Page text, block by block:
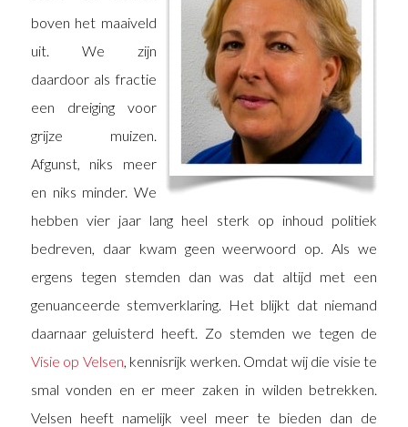
boven het maaiveld
uit. We zijn
daardoor als fractie
een dreiging voor
grijze muizen.
Afgunst, niks meer
en niks minder. We
hebben vier jaar lang heel sterk op inhoud politiek
bedreven, daar kwam geen weerwoord op. Als we
ergens tegen stemden dan was dat altijd met een
genuanceerde stemverklaring. Het blijkt dat niemand
daarnaar geluisterd heeft. Zo stemden we tegen de
Visie op Velsen , kennisrijk werken. Omdat wij die visie te
smal vonden en er meer zaken in wilden betrekken.
Velsen heeft namelijk veel meer te bieden dan de